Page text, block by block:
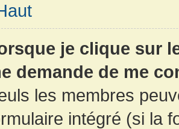
je clique sur
demande de me
les membres
intégré (si la